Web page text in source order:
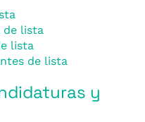
de lista
lista
de lista
y